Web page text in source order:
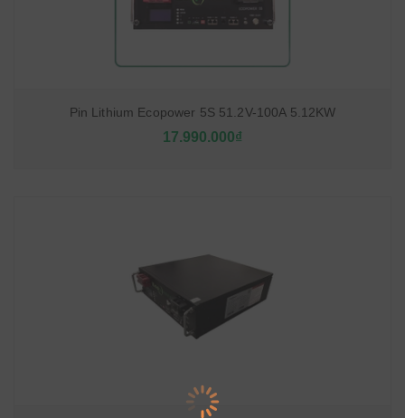
Pin Lithium Ecopower 5S 51.2V-100A 5.12KW
17.990.000₫